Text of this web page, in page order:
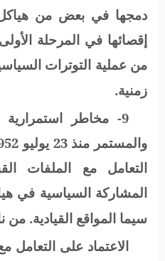
دمجها في بعض من هياكل
إقصائها في المرحلة
من عملية التوترات
زمنية.
9- مخاطر
التعامل مع الملفات
المشاركة السياسية في
سيما المواقع القيادية. من
الاعتماد على التعامل